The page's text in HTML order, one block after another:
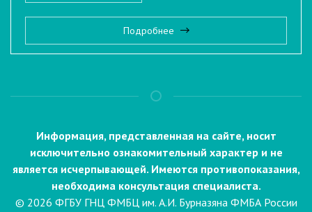
Подробнее
Информация, представленная на сайте, носит
исключительно ознакомительный характер и не
является исчерпывающей. Имеются противопоказания,
необходима консультация специалиста.
© 2026 ФГБУ ГНЦ ФМБЦ им. А.И. Бурназяна ФМБА России